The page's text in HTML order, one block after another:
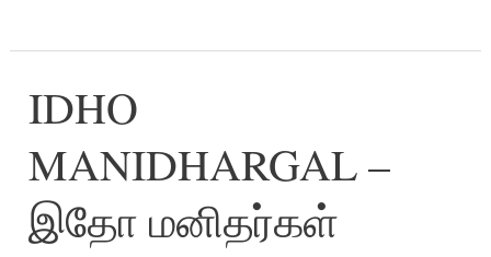
–
ஊற்றும்
ஊற்றும்
ஊற்றுமே
IDHO
MANIDHARGAL –
இதோ மனிதர்கள்